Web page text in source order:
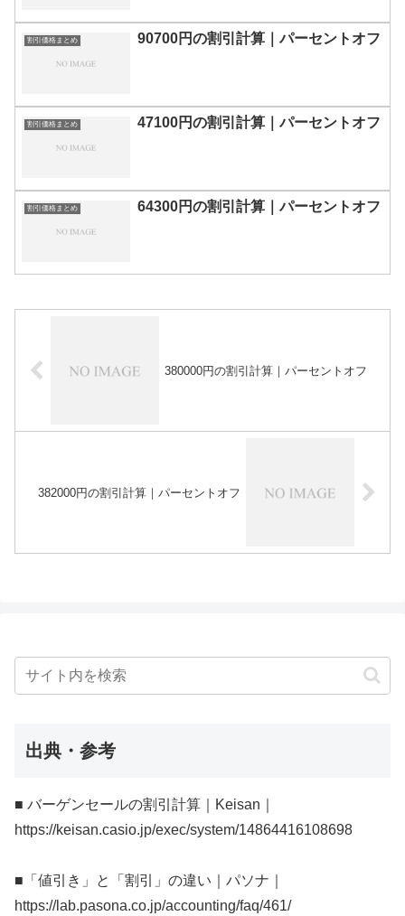
割引価格まとめ 90700円の割引計算｜パーセントオフ
割引価格まとめ 47100円の割引計算｜パーセントオフ
割引価格まとめ 64300円の割引計算｜パーセントオフ
380000円の割引計算｜パーセントオフ
382000円の割引計算｜パーセントオフ
出典・参考
■ バーゲンセールの割引計算｜Keisan｜
https://keisan.casio.jp/exec/system/14864416108698
■「値引き」と「割引」の違い｜パソナ｜
https://lab.pasona.co.jp/accounting/faq/461/